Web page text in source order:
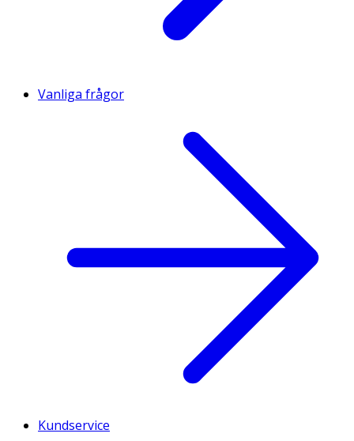
Vanliga frågor
Kundservice